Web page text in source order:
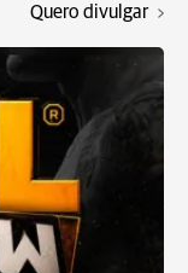
Quero divulgar